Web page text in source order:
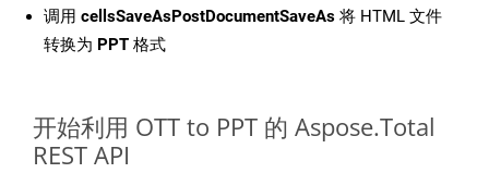
调用 cellsSaveAsPostDocumentSaveAs 将 HTML 文件
转换为 PPT 格式
开始利用 OTT to PPT 的 Aspose.Total
REST API